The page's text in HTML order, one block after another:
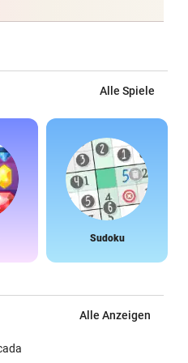
Alle Spiele
Sudoku
Alle Anzeigen